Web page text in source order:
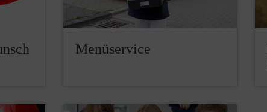
Menüservice